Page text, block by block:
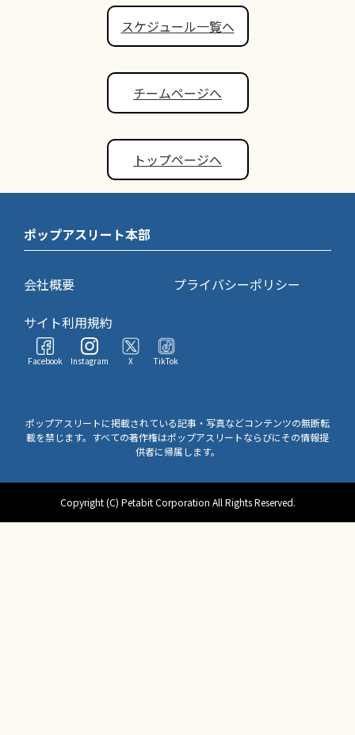
スケジュール一覧へ
チームページへ
トップページへ
ポップアスリート本部
会社概要
プライバシーポリシー
サイト利用規約
Facebook Instagram X TikTok
ポップアスリートに掲載されている記事・写真などコンテンツの無断転
載を禁じます。すべての著作権はポップアスリートならびにその情報提
供者に帰属します。
Copyright (C) Petabit Corporation All Rights Reserved.